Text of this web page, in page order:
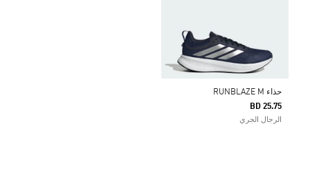
حذاء RUNBLAZE M
BD 25.75
الرجال الجري